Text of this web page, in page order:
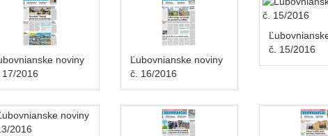
noviny
17/2016
Ľubovnianske noviny
č. 16/2016
č. 15/2016